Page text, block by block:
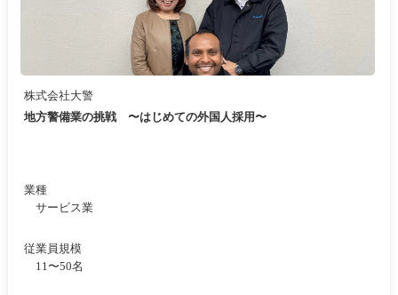
株式会社大警
地方警備業の挑戦 〜はじめての外国人採用〜
業種
サービス業
従業員規模
11〜50名